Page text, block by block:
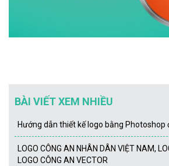
BÀI VIẾT XEM NHIỀU
Hướng dẫn thiết kế logo bằng Photoshop
LOGO CÔNG AN NHÂN DÂN VIỆT NAM,
LOGO CÔNG AN VECTOR